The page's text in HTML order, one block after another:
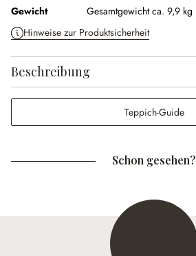
Gewicht
Gesamtgewicht ca. 9,9 kg
Hinweise zur Produktsicherheit
Beschreibung
Teppich-Guide
Schon gesehen?